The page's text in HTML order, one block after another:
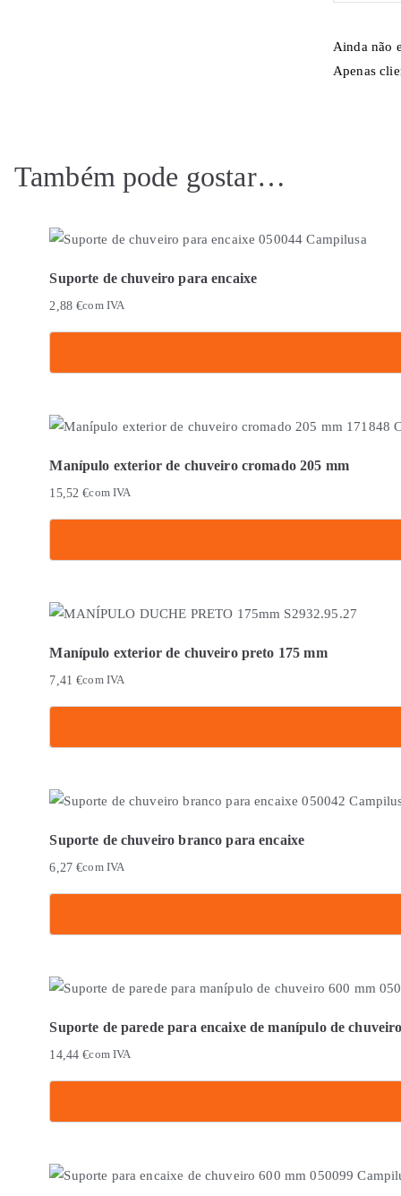
Ainda não
Apenas
Também pode gostar…
Suporte de chuveiro para encaixe
2,88€com IVA
Manípulo exterior de chuveiro cromado 205 mm
15,52€com IVA
Manípulo exterior de chuveiro preto 175 mm
7,41€com IVA
Suporte de chuveiro branco para encaixe
6,27€com IVA
Suporte de parede para encaixe de manípulo de
14,44€com IVA